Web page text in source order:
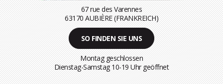
67 rue des Varennes
63170 AUBIÈRE (FRANKREICH)
SO FINDEN SIE UNS
Montag geschlossen
Dienstag-Samstag 10-19 Uhr geöffnet